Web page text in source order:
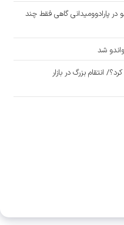
گاهی فقط چند
شد
انتقام بزرگ در بازار